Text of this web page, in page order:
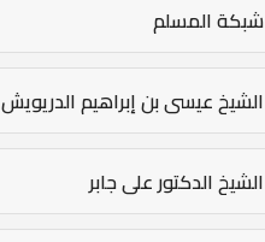
شبكة المسلم
الشيخ عيسى بن إبراهيم الدريويش
الشيخ الدكتور علي جابر